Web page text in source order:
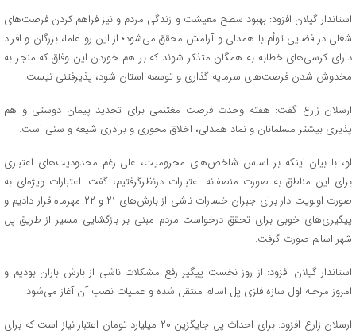
استاندار گیلان افزود: بهبود سطح معیشت و زندگی مردم و نیز فراهم کردن فرصت‌های
شغلی در فضایی توأم با همدلی و آرامش محقق می‌شود؛ از این رو علما، بزرگان و افراد
دارای کرسی‌های خطابه به همگان متذکر شوند که بر هم خوردن این وفاق که منجر به
مخدوش شدن فرصت‌های سرمایه گذاری و توسعه استان شود، پذیرفتنی نیست.
ارسلان زارع گفت: هفته وحدت فرصت مغتنمی برای تجدید پیمان دوستی و هم
پذیری بیشتر مسلمانان و نماد همدلی، اخلاق محوری و برادری شیعه و سنی است.
او، با بیان اینکه بر اساس شاخص‌های محرومیت، علی رغم محدودیت‌های اعتباری
برای این مناطق به صورت منصفانه اعتبارات درنظرگرفتیم، گفت: اعتبارات ویژه‌ای به
صورت اولویت دار برای جبران خسارات ناشی از بارش‌های ۲۱ و ۲۲ مهرماه قرار دادیم و
پیگیری‌های خوبی برای تحقق درخواست مردم مبنی بر بازگشایی مسیر از طریق پل
شهر اسالم صورت گرفت.
استاندار گیلان افزود: از روز نخست پیگیر رفع مشکلات ناشی از بارش باران بودیم و
امروز مرحله اول سازه فلزی پل اسالم منتقل شده و عملیات نصب آن آغاز می‌شود.
ارسلان زارع افزود: برای احداث پل جایگزین ۲۰ میلیارد تومان اعتبار نیاز است که برای